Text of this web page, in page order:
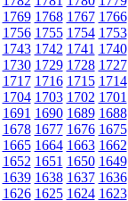
1769 1768 1767 1766
1756 1755 1754 1753
1743 1742 1741 1740
1730 1729 1728 1727
1717 1716 1715 1714
1704 1703 1702 1701
1691 1690 1689 1688
1678 1677 1676 1675
1665 1664 1663 1662
1652 1651 1650 1649
1639 1638 1637 1636
1626 1625 1624 1623